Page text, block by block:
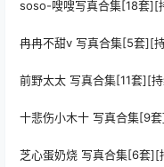
soso-嗖嗖写真合集[18套][
冉冉不甜v 写真合集[5套][
前野太太 写真合集[11套][
十悲伤小木十 写真合集[9
芝心蛋奶烧 写真合集[6套][